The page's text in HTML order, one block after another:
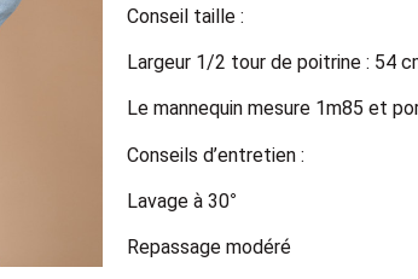
Conseil taille :
Largeur 1/2 tour de poitrine : 54
Le mannequin mesure 1m85 et
Conseils d’entretien :
Lavage à 30°
Repassage modéré